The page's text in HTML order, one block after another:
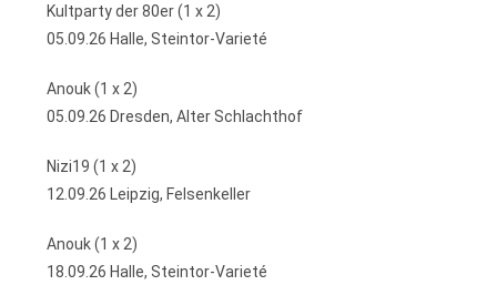
Kultparty der 80er (1 x 2)
05.09.26 Halle, Steintor-Varieté
Anouk (1 x 2)
05.09.26 Dresden, Alter Schlachthof
Nizi19 (1 x 2)
12.09.26 Leipzig, Felsenkeller
Anouk (1 x 2)
18.09.26 Halle, Steintor-Varieté